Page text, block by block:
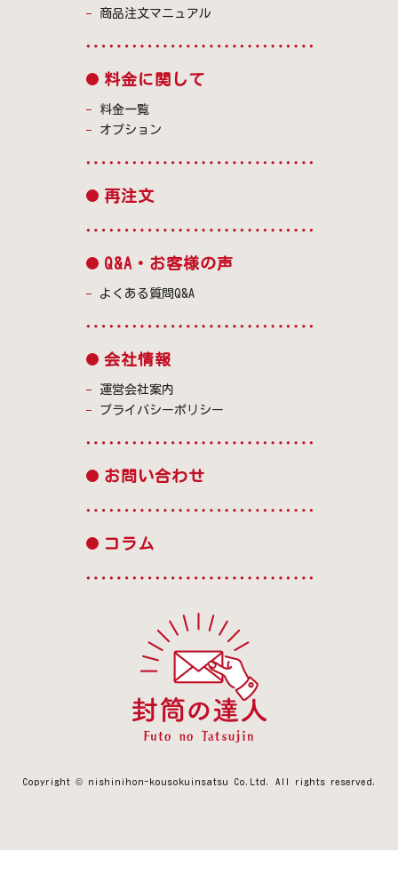
商品注文マニュアル
料金に関して
料金一覧
オプション
再注文
Q&A・お客様の声
よくある質問Q&A
会社情報
運営会社案内
プライバシーポリシー
お問い合わせ
コラム
Copyright © nishinihon-kousokuinsatsu Co.Ltd. All rights reserved.